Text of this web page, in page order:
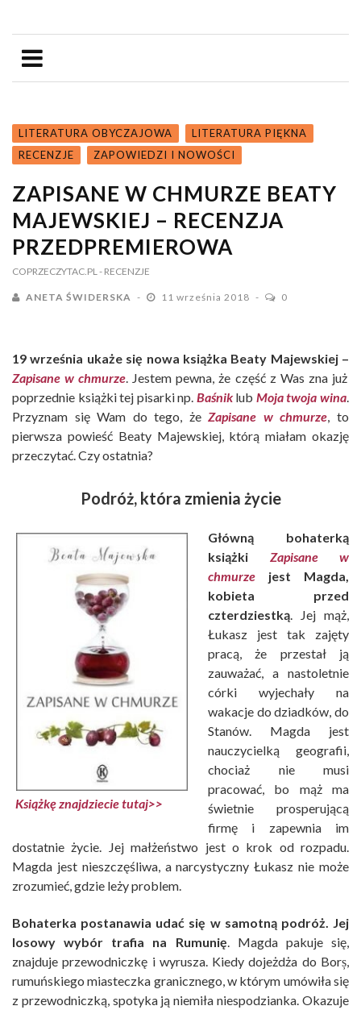
LITERATURA OBYCZAJOWA
LITERATURA PIĘKNA
RECENZJE
ZAPOWIEDZI I NOWOŚCI
ZAPISANE W CHMURZE BEATY
MAJEWSKIEJ – RECENZJA
PRZEDPREMIEROWA
COPRZECZYTAC.PL - RECENZJE
ANETA ŚWIDERSKA 11 września 2018 0
19 września ukaże się nowa książka Beaty Majewskiej –
Zapisane w chmurze. Jestem pewna, że część z Was zna już
poprzednie książki tej pisarki np. Baśniklub Moja twoja wina.
Przyznam się Wam do tego, żeZapisane w chmurze, to
pierwsza powieść Beaty Majewskiej, którą miałam okazję
przeczytać. Czy ostatnia?
Podróż, która zmienia życie
Książkę znajdziecie tutaj>>
Główną bohaterką
książki
Zapisane w
chmurze jest Magda,
kobieta przed
czterdziestką. Jej mąż,
Łukasz jest tak zajęty
pracą, że przestał ją
zauważać, a nastoletnie
córki wyjechały na
wakacje do dziadków, do
Stanów. Magda jest
nauczycielką geografii,
chociaż nie musi
pracować, bo mąż ma
świetnie prosperującą
firmę i zapewnia im
dostatnie życie. Jej małżeństwo jest o krok od rozpadu.
Magda jest nieszczęśliwa, a narcystyczny Łukasz nie może
zrozumieć, gdzie leży problem.
Bohaterka postanawia udać się w samotną podróż. Jej
losowy wybór trafia na Rumunię. Magda pakuje się,
znajduje przewodniczkę i wyrusza. Kiedy dojeżdża do Borș,
rumuńskiego miasteczka granicznego, w którym umówiła się
z przewodniczką, spotyka ją niemiła niespodzianka. Okazuje